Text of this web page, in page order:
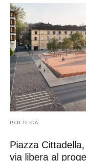
POLITICA
Piazza
via libera al